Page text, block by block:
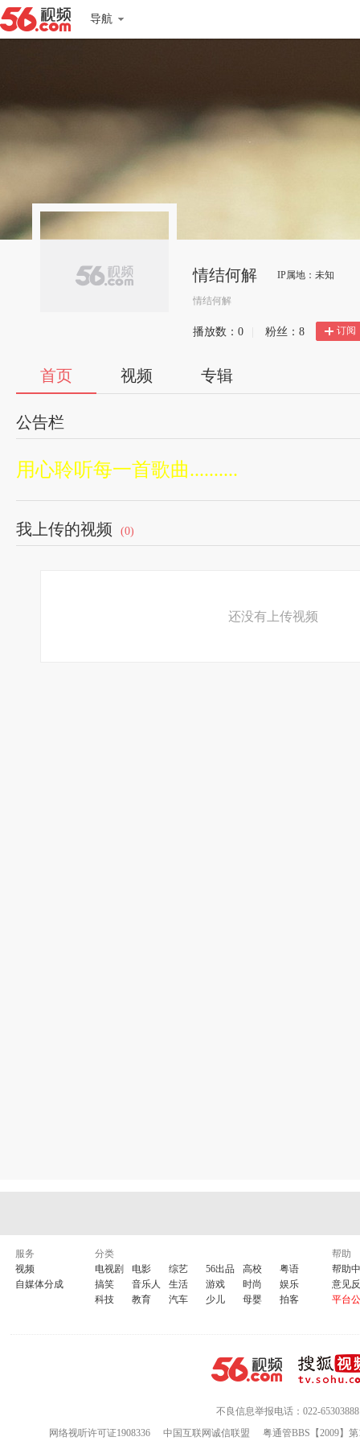
导航
情结何解 IP属地：未知
情结何解
播放数： 0 粉丝： 8 订阅
首页 视频 专辑
公告栏
用心聆听每一首歌曲..........
我上传的视频 (0)
还没有上传视频
服务
视频
自媒体分成
分类
电视剧
电影 综艺 56出品 高校
粤语
搞笑
音乐人 生活 游戏 时尚
娱乐
科技
教育 汽车 少儿 母婴 拍客
帮助
帮助
意见
平台
不良信息举报电话：022-65303888
网络视听许可证1908336
中国互联网诚信联盟 粤通管BBS【2009】